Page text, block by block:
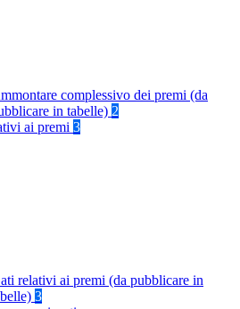
complessivo dei premi (da
in tabelle) 2
ai premi 3
relativi ai premi (da pubblicare in
3